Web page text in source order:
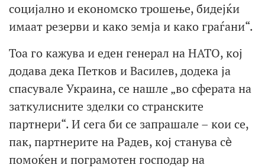
социјално и економско трошење, бидејќи
имаат резерви и како земја и како граѓани“.
Тоа го кажува и еден генерал на НАТО, кој
додава дека Петков и Василев, додека ја
спасувале Украина, се нашле „во сферата на
заткулисните зделки со странските
партнери“. И сега би се запрашале – кои се,
пак, партнерите на Радев, кој станува сѐ
помоќен и пограмотен господар на